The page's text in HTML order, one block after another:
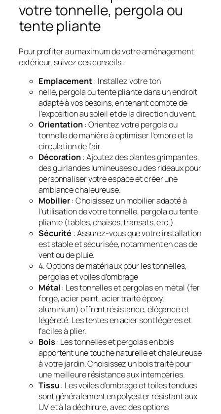
votre tonnelle, pergola ou
tente pliante
Pour profiter au maximum de votre aménagement
extérieur, suivez ces conseils :
Emplacement: Installez votre ton
nelle, pergola ou tente pliante dans un endroit
adapté à vos besoins, en tenant compte de
l’exposition au soleil et de la direction du vent.
Orientation: Orientez votre pergola ou
tonnelle de manière à optimiser l’ombre et la
circulation de l’air.
Décoration: Ajoutez des plantes grimpantes,
des guirlandes lumineuses ou des rideaux pour
personnaliser votre espace et créer une
ambiance chaleureuse.
Mobilier: Choisissez un mobilier adapté à
l’utilisation de votre tonnelle, pergola ou tente
pliante (tables, chaises, transats, etc.).
Sécurité : Assurez-vous que votre installation
est stable et sécurisée, notamment en cas de
vent ou de pluie.
4. Options de matériaux pour les tonnelles,
pergolas et voiles d’ombrage
Métal: Les tonnelles et pergolas en métal (fer
forgé, acier peint, acier traité époxy,
aluminium) offrent résistance, élégance et
légèreté. Les tentes en acier sont légères et
faciles à plier.
Bois : Les tonnelles et pergolas en bois
apportent une touche naturelle et chaleureuse
à votre jardin. Choisissez un bois traité pour
une meilleure résistance aux intempéries.
Tissu: Les voiles d’ombrage et toiles tendues
sont généralement en polyester résistant aux
UV et à la déchirure, avec des options